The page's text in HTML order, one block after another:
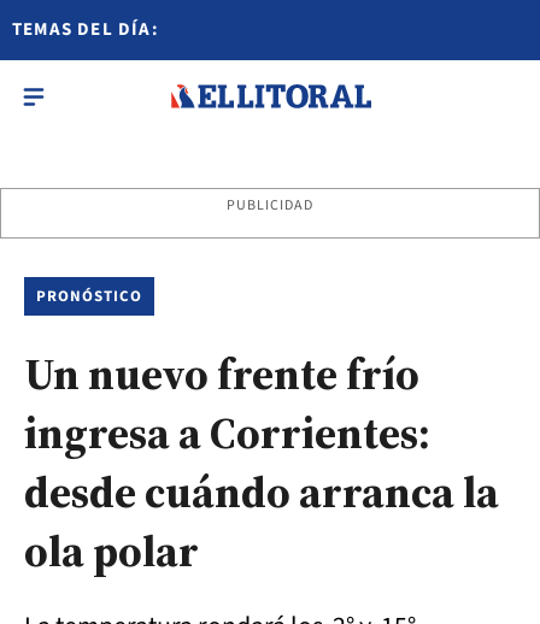
TEMAS DEL DÍA:
PUBLICIDAD
PRONÓSTICO
Un nuevo frente frío
ingresa a Corrientes:
desde cuándo arranca la
ola polar